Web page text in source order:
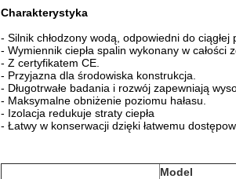
Charakterystyka
- Silnik chłodzony wodą, odpowiedni do
- Wymiennik ciepła spalin wykonany w całości
- Z certyfikatem CE.
- Przyjazna dla środowiska konstrukcja.
- Długotrwałe badania i rozwój zapewniają
- Maksymalne obniżenie poziomu hałasu.
- Izolacja redukuje straty ciepła
- Łatwy w konserwacji dzięki łatwemu
Model